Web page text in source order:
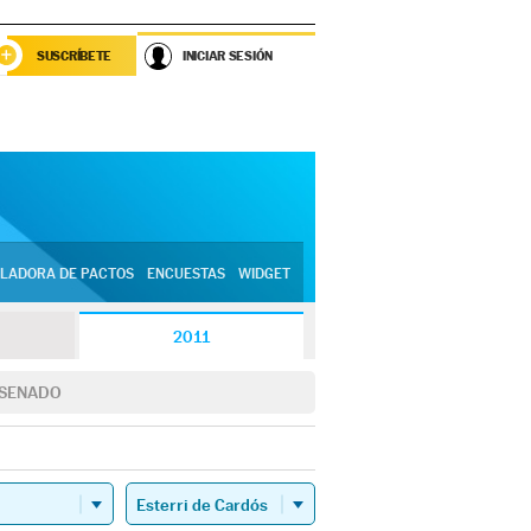
SUSCRÍBETE INICIAR SESIÓN
DE PACTOS ENCUESTAS WIDGET
2011